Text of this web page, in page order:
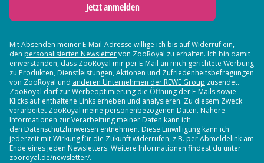
Jetzt anmelden
Mit Absenden meiner E-Mail-Adresse willige ich bis auf Widerruf ein,
den personalisierten Newslettervon ZooRoyal zu erhalten. Ich bin damit
einverstanden, dass ZooRoyal mir per E-Mail an mich gerichtete Werbung
zu Produkten, Dienstleistungen, Aktionen und Zufriedenheitsbefragungen
von ZooRoyal und anderen Unternehmen der REWE Group zusendet.
ZooRoyal darf zur Werbeoptimierung die Öffnung der E-Mails sowie
Klicks auf enthaltene Links erheben und analysieren. Zu diesem Zweck
verarbeitet ZooRoyal meine personenbezogenen Daten. Nähere
Informationen zur Verarbeitung meiner Daten kann ich
den Datenschutzhinweisen entnehmen. Diese Einwilligung kann ich
jederzeit mit Wirkung für die Zukunft widerrufen, z.B. per Abmeldelink am
Ende eines jeden Newsletters. Weitere Informationen findest du unter
zooroyal.de/newsletter/.